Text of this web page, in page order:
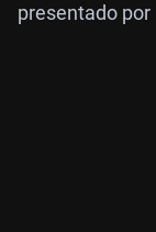
presentado por